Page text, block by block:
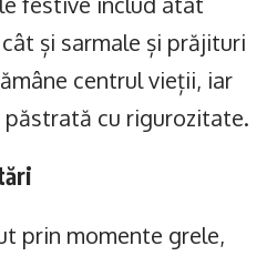
și sarmale și prăjituri
centrul vieții, iar
cu rigurozitate.
prin momente grele,